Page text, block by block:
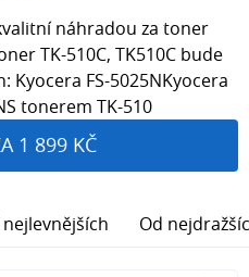
náhradou za toner
TK-510C, TK510C bude
FS-5025NKyocera
tonerem TK-510
1 899 KČ
nejlevnějších Od